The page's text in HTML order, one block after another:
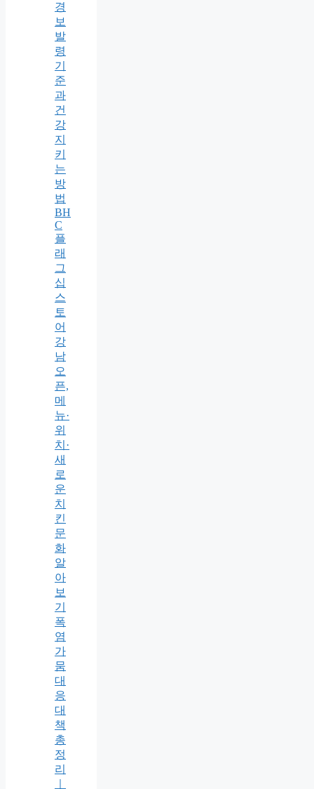
경
보
발
령
기
준
과
건
강
지
키
는
방
법
BH
C
플
래
그
십
스
토
어
강
남
오
픈,
메
뉴·
위
치·
새
로
운
치
킨
문
화
알
아
보
기
폭
염
가
뭄
대
응
대
책
총
정
리